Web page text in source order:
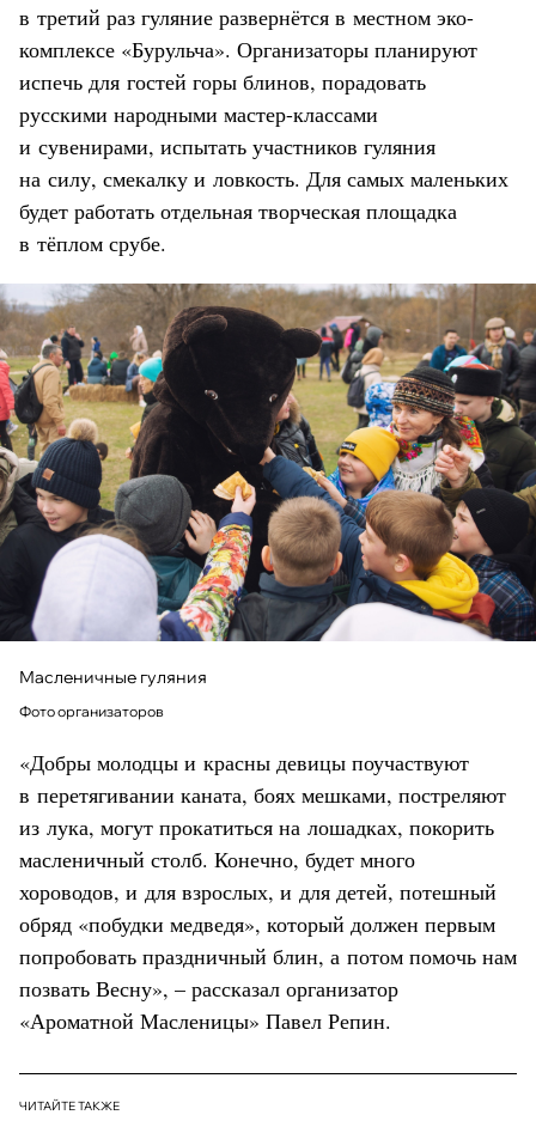
в третий раз гуляние развернётся в местном эко-
комплексе «Бурульча». Организаторы планируют
испечь для гостей горы блинов, порадовать
русскими народными мастер-классами
и сувенирами, испытать участников гуляния
на силу, смекалку и ловкость. Для самых маленьких
будет работать отдельная творческая площадка
в тёплом срубе.
Масленичные гуляния
Фото организаторов
«Добры молодцы и красны девицы поучаствуют
в перетягивании каната, боях мешками, постреляют
из лука, могут прокатиться на лошадках, покорить
масленичный столб. Конечно, будет много
хороводов, и для взрослых, и для детей, потешный
обряд «побудки медведя», который должен первым
попробовать праздничный блин, а потом помочь нам
позвать Весну», – рассказал организатор
«Ароматной Масленицы» Павел Репин.
ЧИТАЙТЕ ТАКЖЕ